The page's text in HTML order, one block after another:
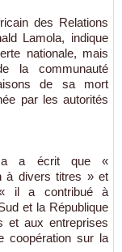
des Relations
Lamola, indique
nationale, mais
la communauté
de sa mort
par les autorités
a écrit que «
à divers titres » et
il a contribué à
et la République
et aux entreprises
coopération sur la